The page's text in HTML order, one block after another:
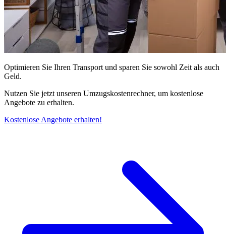
Optimieren Sie Ihren Transport und sparen Sie sowohl Zeit als auch
Geld.
Nutzen Sie jetzt unseren Umzugskostenrechner, um kostenlose
Angebote zu erhalten.
Kostenlose Angebote erhalten!